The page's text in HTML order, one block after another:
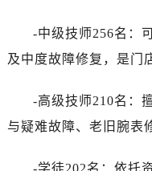
-中级技师256名：
及中度故障修复，是门
-高级技师210名：
与疑难故障、老旧腕表
-学徒202名：依托